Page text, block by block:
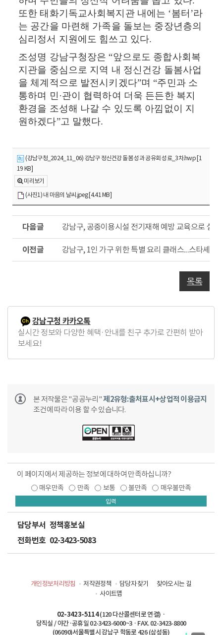
또한 태화기독교사회복지관 내에는 ‘봄터 ’라
는 공간을 마련해 가족을 돌보는 중장년층의
심리정서 지원에도 힘쓰고 있다.
조성명 강남구청장은 “앞으로도 종합사회복
지관을 중심으로 지역 내 정신건강 돌봄사업
을 체계적으로 발전시키겠다”며 “주민과 소
통하며 민 ·관이 협력하여 더욱 든든한 복지
환경을 조성해 나갈 수 있도록 아낌없이 지
원하겠다”고 말했다.
(강남구청_2024_11_06) 강남구 정신건강 돌봄 성과 공유회 성료_3차.hwp [1
19 KB]
미리보기
(사진1) 내 마음의 날씨.jpeg [4.41 MB]
글
강남구, 공중이용시설 전기재해 예방 교육으로 실
글
강남구, 1인 가구 위한 특별 요리 클래스...스타셰프
목록
강남구청 카카오톡
실시간 정보와 다양한 혜택·안내를 친구 추가로 간편히 받아
보세요!
본 저작물은 "공공누리"제2유형:출처표시+상업적 이용금지
조건에 따라 이용 할 수 있습니다.
이 페이지에서 제공하는 정보에 대하여 만족하십니까?
매우만족 만족 보통 불만족 매우불만족
입력
담당부서 정책홍보실
전화번호 02-3423-5083
개인정보처리방침 저작권정책 담당자 찾기
찾아오시는 길
사이트맵
02-3423-5114(120 다산콜센터로 연결) ·
당직실 / 야간·공휴일 02-3423-6000~3 · FAX. 02-3423-8800
(06090)서울특별시 강남구 학동로 426 (삼성동)